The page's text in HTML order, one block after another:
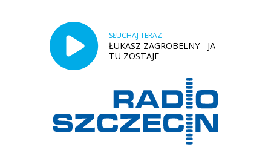
SŁUCHAJ TERAZ
ŁUKASZ ZAGROBELNY - JA
TU ZOSTAJE